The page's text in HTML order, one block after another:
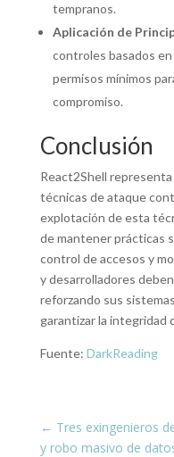
tempranos.
Aplicación de
controles basados
permisos mínimos
compromiso.
Conclusión
React2Shell
técnicas de ataque
explotación de esta
de mantener prácticas
control de accesos y
y desarrolladores
reforzando sus
garantizar la integridad
Fuente: DarkReading
← Tres exingenieros
y robo masivo de